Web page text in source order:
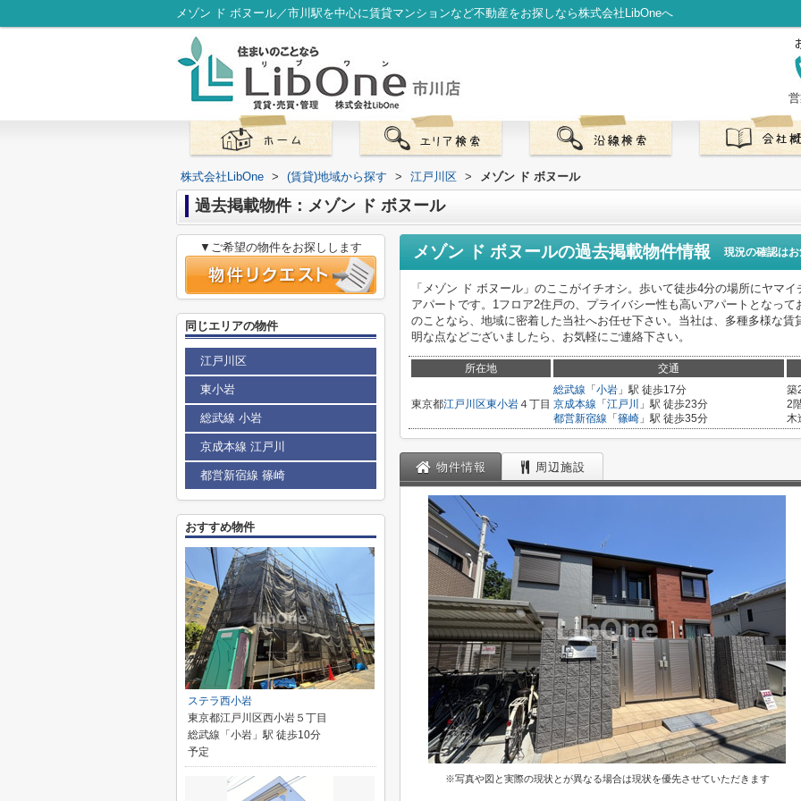
メゾン ド ボヌール／市川駅を中心に賃貸マンションなど不動産をお探しなら株式会社LibOneへ
株式会社LibOne > (賃貸)地域から探す > 江戸川区 > メゾン ド ボヌール
過去掲載物件：メゾン ド ボヌール
メゾン ド ボヌールの過去掲載物件情報 現況の確認は
「メゾン ド ボヌール」のここがイチオシ。歩いて徒歩4分の場所にヤマ
アパートです。1フロア2住戸の、プライバシー性も高いアパートとなっ
のことなら、地域に密着した当社へお任せ下さい。当社は、多種多様な
明な点などございましたら、お気軽にご連絡下さい。
所在地 交通
東京都江戸川区東小岩４丁目
総武線 「 小岩 」駅 徒歩17分
京成本線 「 江戸川
」駅 徒歩23分
都営新宿線 「 篠崎 」駅 徒歩35分
築
2
木
物件情報 周辺施設
※写真や図と実際の現状とが異なる場合は現状を優先させていただきます
▼ご希望の物件をお探しします
同じエリアの物件
江戸川区
東小岩
総武線 小岩
京成本線 江戸川
都営新宿線 篠崎
おすすめ物件
ステラ西小岩
東京都江戸川区西小岩５丁目
総武線「小岩」駅 徒歩10分
予定